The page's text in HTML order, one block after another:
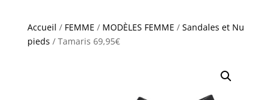
Accueil / FEMME / MODÈLES FEMME / Sandales et Nu
pieds / Tamaris 69,95€